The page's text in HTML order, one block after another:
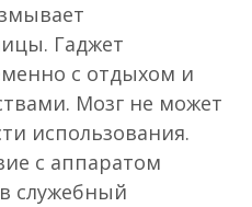
Гаджет
с отдыхом и
Мозг не может
использования.
с аппаратом
служебный